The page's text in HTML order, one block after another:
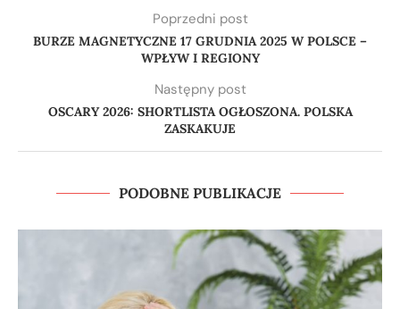
Poprzedni post
BURZE MAGNETYCZNE 17 GRUDNIA 2025 W POLSCE –
WPŁYW I REGIONY
Następny post
OSCARY 2026: SHORTLISTA OGŁOSZONA. POLSKA
ZASKAKUJE
PODOBNE PUBLIKACJE